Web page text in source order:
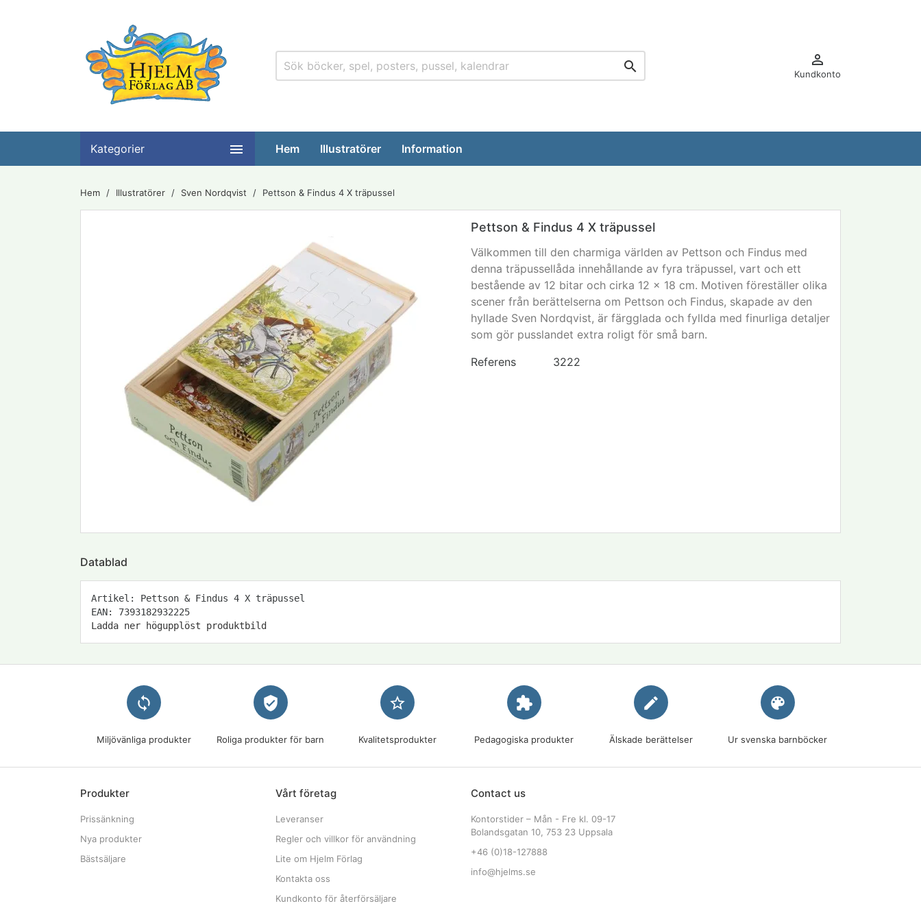
 
Kundkonto
Kategorier  Hem Illustratörer Information
Hem Illustratörer Sven Nordqvist Pettson & Findus 4 X träpussel
Pettson & Findus 4 X träpussel
Välkommen till den charmiga världen av Pettson och Findus med
denna träpussellåda innehållande av fyra träpussel, vart och ett
bestående av 12 bitar och cirka 12 x 18 cm. Motiven föreställer olika
scener från berättelserna om Pettson och Findus, skapade av den
hyllade Sven Nordqvist, är färgglada och fyllda med finurliga detaljer
som gör pusslandet extra roligt för små barn.
Referens
3222
Datablad
Artikel: Pettson & Findus 4 X träpussel
EAN: 7393182932225
Ladda ner högupplöst produktbild
loop
Miljövänliga produkter
verified_user
Roliga produkter för barn
star_border
Kvalitetsprodukter
extension
Pedagogiska produkter
edit
Älskade berättelser
palette
Ur svenska barnböcker
Produkter
Prissänkning
Nya produkter
Bästsäljare
Vårt företag
Leveranser
Regler och villkor för användning
Lite om Hjelm Förlag
Kontakta oss
Kundkonto för återförsäljare
Contact us
Kontorstider – Mån - Fre kl. 09-17
Bolandsgatan 10, 753 23 Uppsala
+46 (0)18-127888
info@hjelms.se